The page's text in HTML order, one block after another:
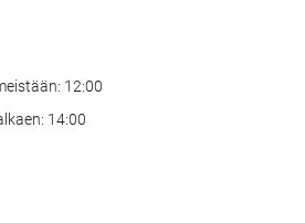
12:00
14:00